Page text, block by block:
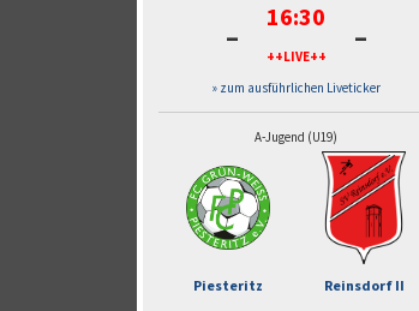
- 16:30
++LIVE++ -
» zum ausführlichen Liveticker
A-Jugend (U19)
Piesteritz Reinsdorf II